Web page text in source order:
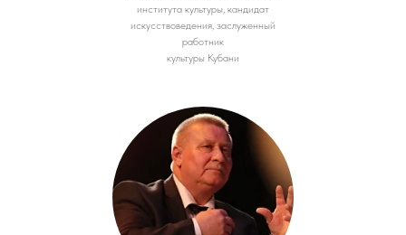
института культуры, кандидат
искусствоведения, заслуженный
работник
культуры Кубани